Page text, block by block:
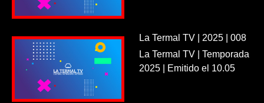
La Termal TV | 2025 | 008
La Termal TV | Temporada
2025 | Emitido el 10.05